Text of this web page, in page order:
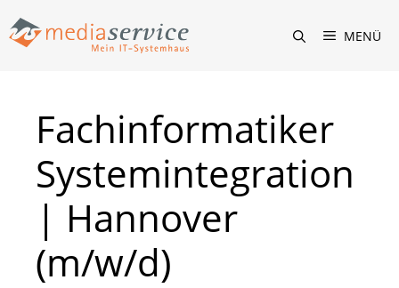
Inhalt
MENÜ
Fachinformatiker
Systemintegration
| Hannover
(m/w/d)